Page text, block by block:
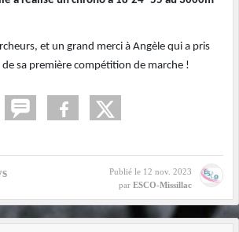
et un grand merci à Angèle qui a pris
de sa première compétition de marche !
Publié le 12 nov. 2023
par ESCO-Missillac